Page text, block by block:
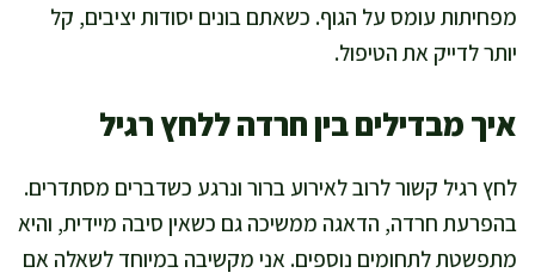
מפחיתות עומס על הגוף. כשאתם בונים יסודות יציבים, קל
יותר לדייק את הטיפול.
איך מבדילים בין חרדה ללחץ רגיל
לחץ רגיל קשור לרוב לאירוע ברור ונרגע כשדברים מסתדרים.
בהפרעת חרדה, הדאגה ממשיכה גם כשאין סיבה מיידית, והיא
מתפשטת לתחומים נוספים. אני מקשיבה במיוחד לשאלה אם